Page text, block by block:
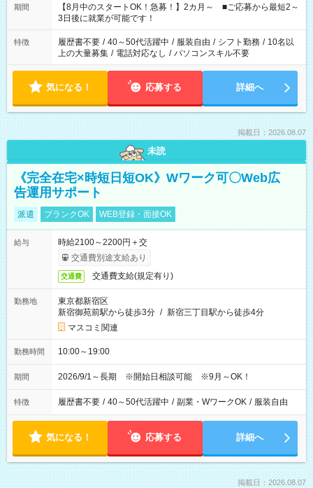
「できれば残業はしたくない」 など、ご希望を教えてください
ね。 ※Wワーク希望の方へ 今ご覧のお仕事で希望する勤務時間
と、もう1つのお仕事の勤務時間。 合計で週40時間を超える場
合は応募できません。
期間
【8月中のスタートOK！急募！】2カ月～ ■ご応募から最短2～
3日後に就業が可能です！
特徴 履歴書不要 / 40～50代活躍中 / 服装自由 / シフト勤務 / 10名以
上の大量募集 / 電話対応なし / パソコンスキル不要
気になる！ 応募する 詳細へ
掲載日：2026.08.07
未読
《完全在宅×時短日短OK》Wワーク可〇Web広
告運用サポート
派遣 ブランクOK WEB登録・面接OK
給与
時給2100～2200円＋交
交通費別途支給あり
交通費 交通費支給(規定有り)
勤務地
東京都新宿区
新宿御苑前駅から徒歩3分 / 新宿三丁目駅から徒歩4分
マスコミ関連
勤務時間 10:00～19:00
期間 2026/9/1～長期 ※開始日相談可能 ※9月～OK！
特徴 履歴書不要 / 40～50代活躍中 / 副業・WワークOK / 服装自由
気になる！ 応募する 詳細へ
掲載日：2026.08.07